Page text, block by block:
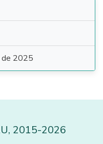
de 2025
, 2015-2026